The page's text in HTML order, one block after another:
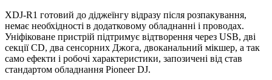
XDJ-R1 готовий до діджеїнгу відразу після розпакування,
немає необхідності в додатковому обладнанні і проводах.
Уніфіковане пристрій підтримує відтворення через USB, дві
секції CD, два сенсорних Джога, двоканальний мікшер, а так
само ефекти і робочі характеристики, запозичені від став
стандартом обладнання Pioneer DJ.